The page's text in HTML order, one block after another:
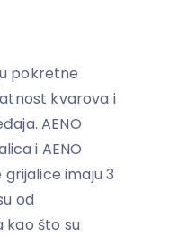
pokretne
kvarova i
AENO
i AENO
imaju 3
od
kao što su